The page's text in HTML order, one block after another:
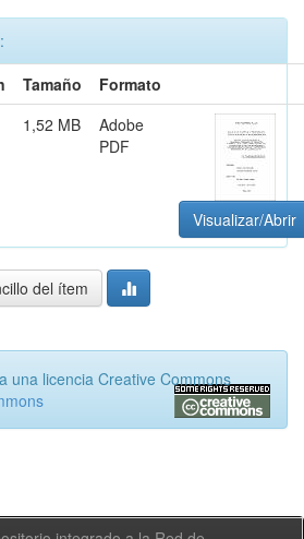
Tamaño
Formato
1,52 MB
Adobe
PDF
Visualizar/Abrir
del ítem
una licencia Creative Commons